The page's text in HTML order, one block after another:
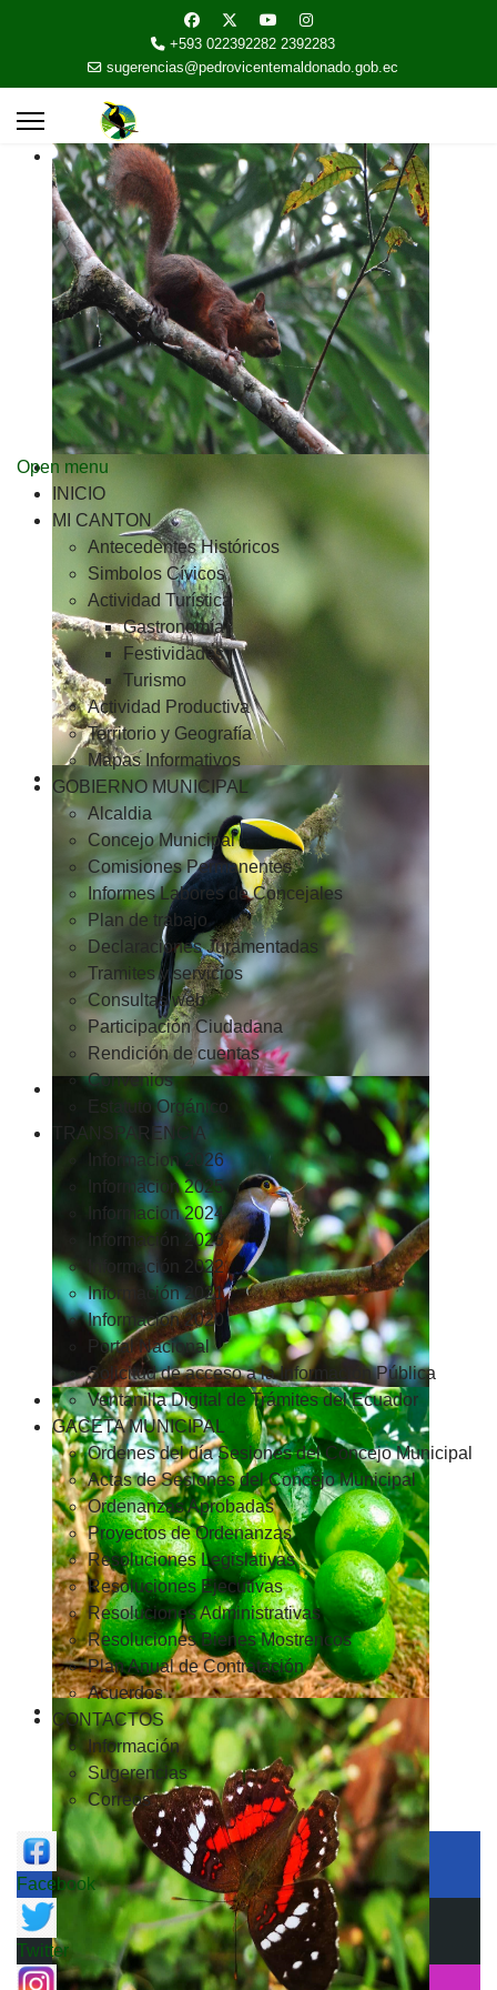
+593 022392282 2392283
sugerencias@pedrovicentemaldonado.gob.ec
Open menu
INICIO
MI CANTON
Antecedentes Históricos
Simbolos Cívicos
Actividad Turística
Gastronomía
Festividades
Turismo
Actividad Productiva
Territorio y Geografía
Mapas Informativos
GOBIERNO MUNICIPAL
Alcaldia
Concejo Municipal
Comisiones Permanentes
Informes Labores de Concejales
Plan de trabajo
Declaraciones Juramentadas
Tramites y servicios
Consultas web
Participación Ciudadana
Rendición de cuentas
Convenios
Estatuto Orgánico
TRANSPARENCIA
Informacion 2026
Informacion 2025
Informacion 2024
Información 2023
Información 2022
Información 2021
Información 2020
Portal Nacional
Solicitud de acceso a la Información Pública
Ventanilla Digital de Trámites del Ecuador
GACETA MUNICIPAL
Ordenes del día Sesiones del Concejo Municipal
Actas de Sesiones del Concejo Municipal
Ordenanzas Aprobadas
Proyectos de Ordenanzas
Resoluciones Legislativas
Resoluciones Ejecutivas
Resoluciones Administrativas
Resoluciones Bienes Mostrencos
Plan Anual de Contratación
Acuerdos
CONTACTOS
Información
Sugerencias
Correos
Facebook
Twitter